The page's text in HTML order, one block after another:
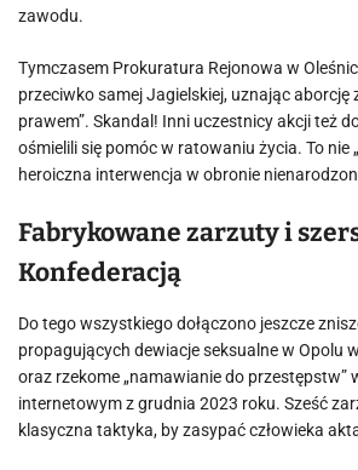
zawodu.
Tymczasem Prokuratura Rejonowa w
przeciwko samej Jagielskiej, uznając aborcję
prawem”. Skandal! Inni uczestnicy akcji też
ośmielili się pomóc w ratowaniu życia. To nie
heroiczna interwencja w obronie
Fabrykowane zarzuty i
Konfederacją
Do tego wszystkiego dołączono jeszcze
propagujących dewiacje seksualne w Opolu
oraz rzekome „namawianie do przestępstw”
internetowym z grudnia 2023 roku. Sześć
klasyczna taktyka, by zasypać człowieka